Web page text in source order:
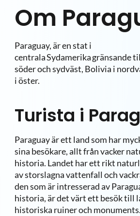
Om
Paraguay, är en stat i
centralaSydamerikagränsande
söder och sydväst, Bolivia i
i öster.
Turista i
Paraguay är ett land som har
sina besökare, allt från vacker
historia. Landet har ett rikt
av storslagna vattenfall ochvackr
den som är intresserad av
historia,är det värt ett besök till
historiska ruiner och monuments.